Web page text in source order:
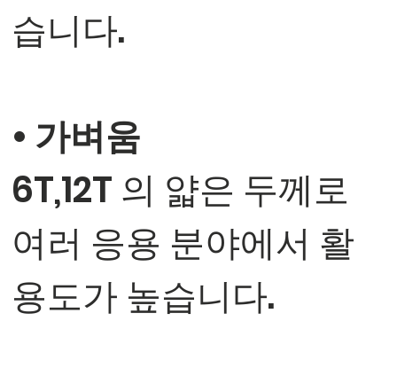
습니다.
• 가벼움
6T,12T 의 얇은 두께로
여러 응용 분야에서 활
용도가 높습니다.